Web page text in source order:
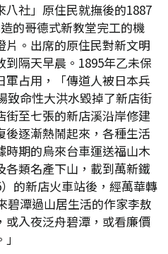
八社」原住民就撫後的1887
的哥德式新教堂完工的機
。出席的原住民對新文明
隔天早晨。1895年乙未保
軍占用，「傳道人被日本兵
致命性大洪水毀掉了新店街
街至七張的新店溪沿岸修建
逐漸熱鬧起來，各種生活
期的烏來台車運送福山木
類名產下山，載到萬新鐵
的新店火車站後，經萬華轉
碧潭過山居生活的作家李敖
或入夜泛舟碧潭，或看廉價